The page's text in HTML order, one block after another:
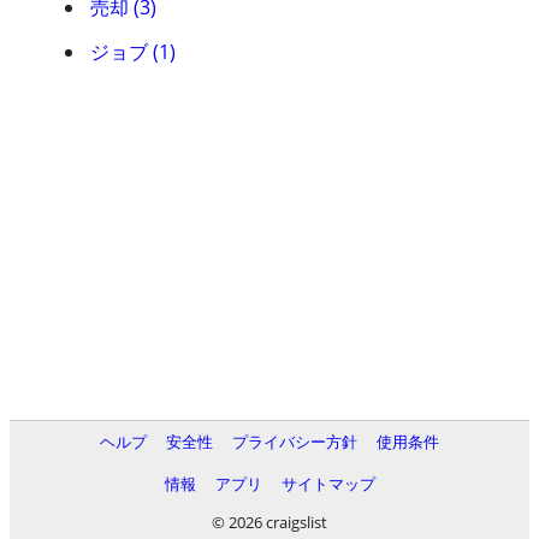
売却 (3)
ジョブ (1)
ヘルプ 安全性 プライバシー方針
使用条件
情報
アプリ
サイトマップ
© 2026 craigslist